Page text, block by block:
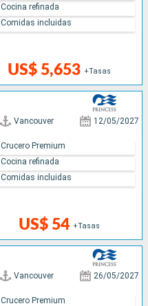
US$ 5,653 +Tasas
Cocina refinada
Comidas incluidas
Vancouver 12/05/2027
US$ 54 +Tasas
Crucero Premium
Cocina refinada
Comidas incluidas
Vancouver 26/05/2027
Crucero Premium